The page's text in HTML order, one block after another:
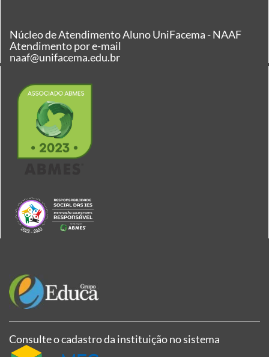
Núcleo de Atendimento Aluno UniFacema - NAAF
Atendimento por e-mail
naaf@unifacema.edu.br
Consulte o cadastro da instituição no sistema